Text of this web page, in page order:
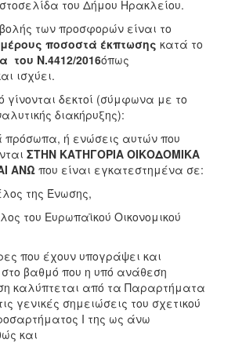
του Δήμου Ηρακλείου.
των προσφορών είναι το
ποσοστά έκπτωσης κατά το
του Ν.4412/2016όπως
ισχύει.
γίνονται δεκτοί (σύμφωνα με το
διακήρυξης):
πρόσωπα, ή ενώσεις αυτών που
ΣΤΗΝ ΚΑΤΗΓΟΡΙΑ ΟΙΚΟΔΟΜΙΚΑ
ΑΝΩ που είναι εγκατεστημένα σε:
της Ένωσης,
του Ευρωπαϊκού Οικονομικού
που έχουν υπογράψει και
βαθμό που η υπό ανάθεση
καλύπτεται από τα Παραρτήματα
γενικές σημειώσεις του σχετικού
I της ως άνω
και